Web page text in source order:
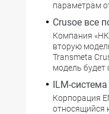
параметрам
Crusoe все
Компания
вторую
Transmeta
модель будет
ILM-
Корпорация
относящийся